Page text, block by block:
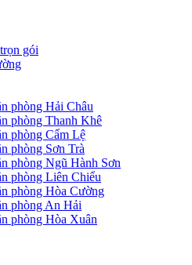
gói
phòng Hải Châu
phòng Thanh Khê
phòng Cẩm Lệ
phòng Sơn Trà
phòng Ngũ Hành Sơn
phòng Liên Chiểu
phòng Hòa Cường
phòng An Hải
phòng Hòa Xuân